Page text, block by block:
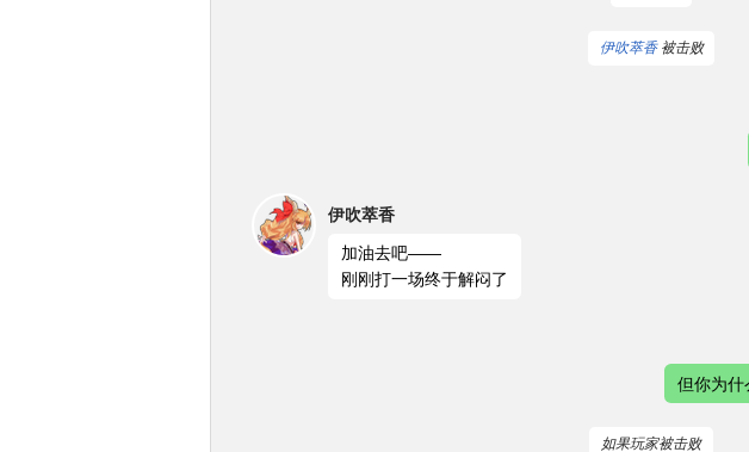
伊吹萃香被击败
伊吹萃香
加油去吧——
刚刚打一场终于解闷了
但你为什
如果玩家被击败